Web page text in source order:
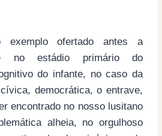
exemplo ofertado antes a
no estádio primário do
do infante, no caso da
democrática, o entrave,
encontrado no nosso lusitano
alheia, no orgulhoso